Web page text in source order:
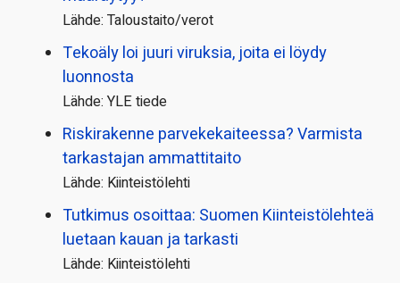
Lähde: Taloustaito/verot
Tekoäly loi juuri viruksia, joita ei löydy
luonnosta
Lähde: YLE tiede
Riskirakenne parvekekaiteessa? Varmista
tarkastajan ammattitaito
Lähde: Kiinteistölehti
Tutkimus osoittaa: Suomen Kiinteistölehteä
luetaan kauan ja tarkasti
Lähde: Kiinteistölehti